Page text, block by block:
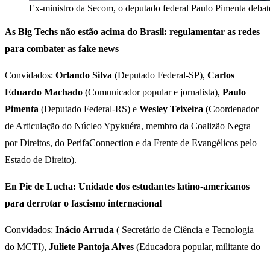
Ex-ministro da Secom, o deputado federal Paulo Pimenta
As Big Techs não estão acima do Brasil: regulamentar as redes
para combater as fake news
Convidados: Orlando Silva (Deputado Federal-SP), Carlos
Eduardo Machado (Comunicador popular e jornalista), Paulo
Pimenta (Deputado Federal-RS) e Wesley Teixeira (Coordenador
de Articulação do Núcleo Ypykuéra, membro da Coalizão Negra
por Direitos, do PerifaConnection e da Frente de Evangélicos pelo
Estado de Direito).
En Pie de Lucha: Unidade dos estudantes latino-americanos
para derrotar o fascismo internacional
Convidados: Inácio Arruda ( Secretário de Ciência e Tecnologia
do MCTI), Juliete Pantoja Alves (Educadora popular, militante do